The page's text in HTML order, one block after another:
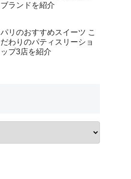
ブランドを紹介
パリのおすすめスイーツ こ
だわりのパティスリーショ
ップ3店を紹介